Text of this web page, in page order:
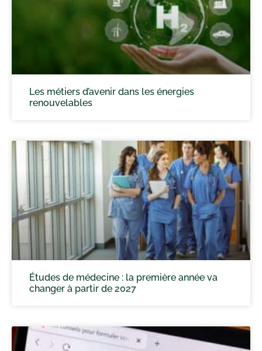
Les métiers d’avenir dans les énergies
renouvelables
Études de médecine : la première année va
changer à partir de 2027